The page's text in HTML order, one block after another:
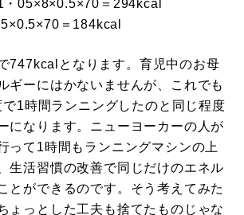
05×8×0.5×70＝294kcal
＝184kcal
747kcalとなります。育児中のお母
ギーにはかないませんが、これでも
1時間ランニングしたのと同じ程度
になります。ニューヨーカーの人が
って1時間もランニングマシンの上
生活習慣の改善で同じだけのエネル
とができるのです。そう考えてみた
ょっとした工夫も捨てたものじゃな